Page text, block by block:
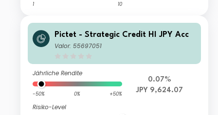
1 10
Pictet - Strategic Credit HI JPY Acc
Valor: 55697051
Jährliche Rendite
-50% 0% +50%
Risiko-Level
0.07%
JPY 9,624.07